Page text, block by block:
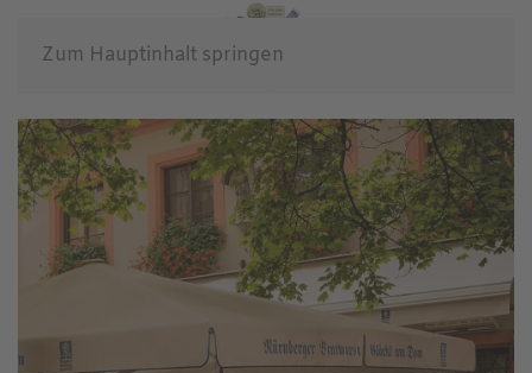
Zum Hauptinhalt springen